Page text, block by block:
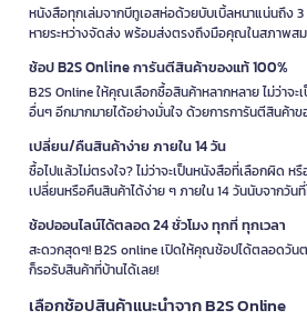
หนังสือทุกเล่มจากบีทูเอสห่อด้วยบับเบิ้ลหนาแน่นถึง
หายระหว่างจัดส่ง พร้อมส่งตรงถึงมือคุณในสภาพ
ช้อป B2S Online การันตีสินค้าของแท้ 100%
B2S Online ให้คุณเลือกซื้อสินค้าหลากหลาย ไม่ว่าจะ
อื่นๆ อีกมากมายได้อย่างมั่นใจ ด้วยการการันตีสินค้า
เปลี่ยน/คืนสินค้าง่าย ภายใน 14 วัน
ซื้อไปแล้วไม่ตรงใจ? ไม่ว่าจะเป็นหนังสือที่เลือกผิด
เปลี่ยนหรือคืนสินค้าได้ง่าย ๆ ภายใน 14 วันนับจากวัน
ช้อปออนไลน์ได้ตลอด 24 ชั่วโมง ทุกที่ ทุกเวลา
สะดวกสุดๆ! B2S online เปิดให้คุณช้อปได้ตลอดวัน
ก็รอรับสินค้าที่บ้านได้เลย!
เลือกช้อปสินค้าแนะนำจาก B2S Online